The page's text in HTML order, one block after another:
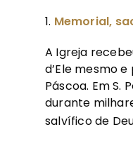
1. Memorial,
A Igreja
d’Ele mesmo
Páscoa. Em S.
durante
salvífico de